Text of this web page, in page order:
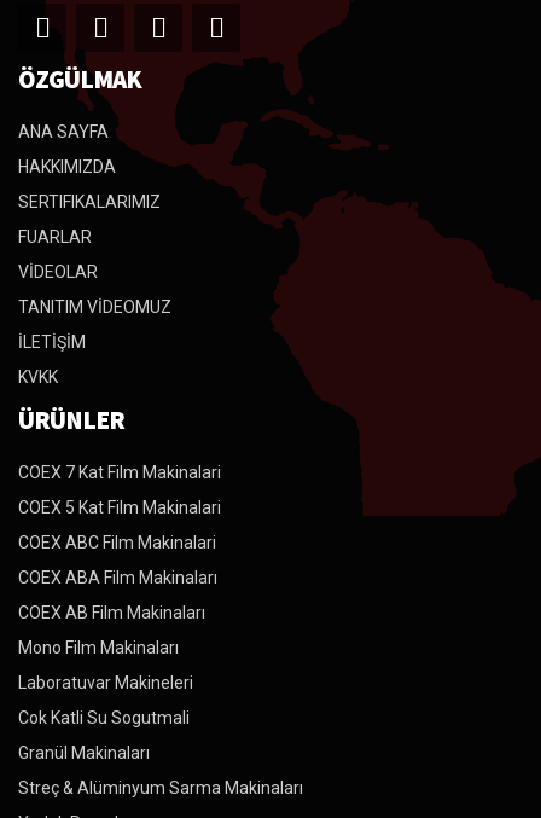
ÖZGÜLMAK
ANA SAYFA
HAKKIMIZDA
SERTIFIKALARIMIZ
FUARLAR
VİDEOLAR
TANITIM VİDEOMUZ
İLETİŞİM
KVKK
ÜRÜNLER
COEX 7 Kat Film Makinalari
COEX 5 Kat Film Makinalari
COEX ABC Film Makinalari
COEX ABA Film Makinaları
COEX AB Film Makinaları
Mono Film Makinaları
Laboratuvar Makineleri
Cok Katli Su Sogutmali
Granül Makinaları
Streç & Alüminyum Sarma Makinaları